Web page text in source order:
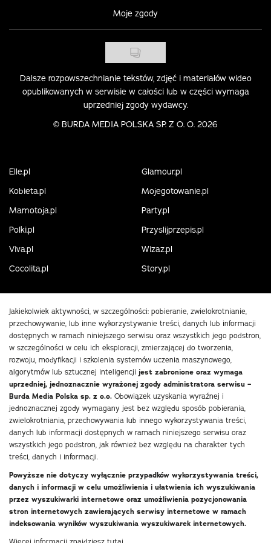
Moje zgody
Dalsze rozpowszechnianie tekstów, zdjęć i materiałów wideo
opublikowanych w serwisie w całości lub w części wymaga
uprzedniej zgody wydawcy.
© BURDA MEDIA POLSKA SP. Z O. O. 2026
Elle.pl
Glamour.pl
Kobieta.pl
Mojegotowanie.pl
Mamotoja.pl
Party.pl
Polki.pl
Przyslijprzepis.pl
Viva.pl
Wizaz.pl
Cocolita.pl
Story.pl
Jakiekolwiek aktywności, w szczególności: pobieranie, zwielokrotnianie,
przechowywanie, lub inne wykorzystywanie treści, danych lub informacji
dostępnych w ramach niniejszego serwisu oraz wszystkich jego podstron,
w szczególności w celu ich eksploracji, zmierzającej do tworzenia,
rozwoju, modyfikacji i szkolenia systemów uczenia maszynowego,
algorytmów lub sztucznej inteligencji jest zabronione oraz wymaga
uprzedniej, jednoznacznie wyrażonej zgody administratora serwisu –
Burda Media Polska sp. z o.o. Obowiązek uzyskania wyraźnej i
jednoznacznej zgody wymagany jest bez względu sposób pobierania,
zwielokrotniania, przechowywania lub innego wykorzystywania treści,
danych lub informacji dostępnych w ramach niniejszego serwisu oraz
wszystkich jego podstron, jak również bez względu na charakter tych
treści, danych i informacji.
Powyższe nie dotyczy wyłącznie przypadków wykorzystywania treści,
danych i informacji w celu umożliwienia i ułatwienia ich wyszukiwania
przez wyszukiwarki internetowe oraz umożliwienia pozycjonowania
stron internetowych zawierających serwisy internetowe w ramach
indeksowania wyników wyszukiwania wyszukiwarek internetowych.